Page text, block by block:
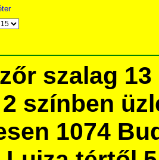
szalag
színben
1074